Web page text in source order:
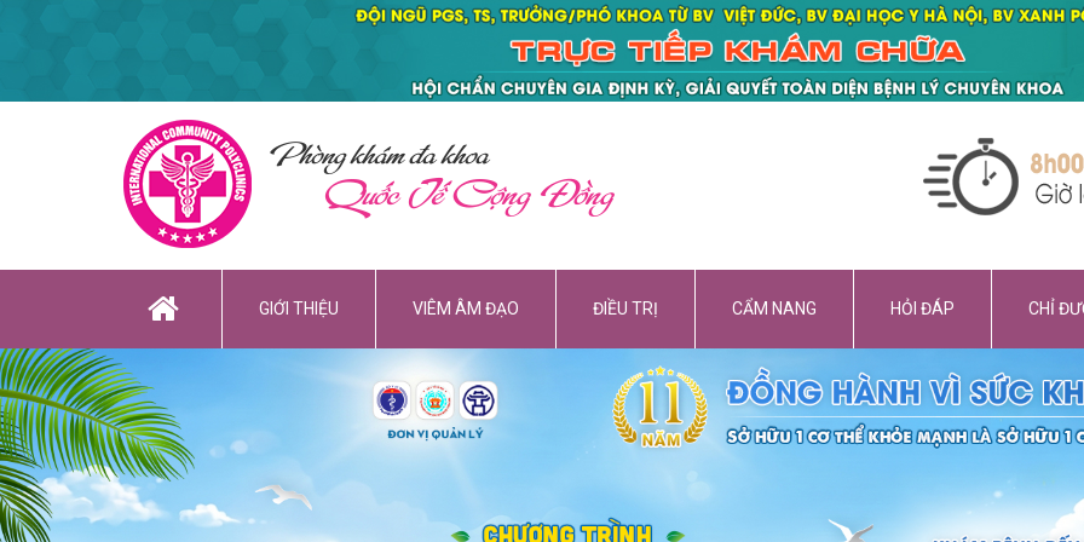
Phòng khám đa khoa
Quốc Tế Cộng Đồng
GIỚI THIỆU VIÊM ÂM ĐẠO ĐIỀU TRỊ CẨM NANG HỎI ĐÁP CHỈ